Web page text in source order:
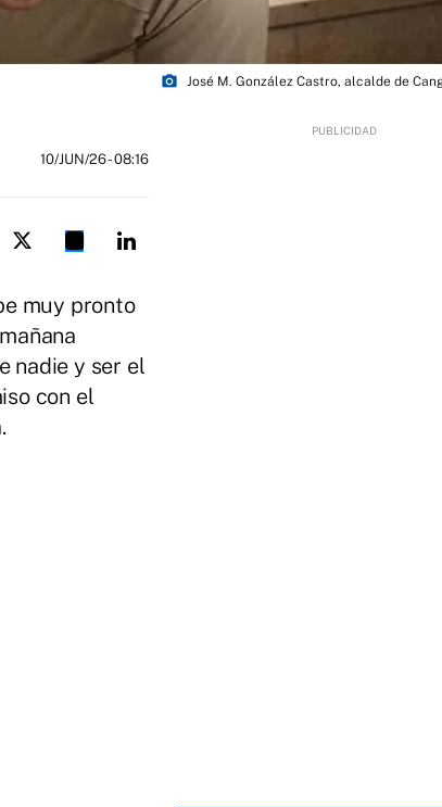
photo_camera José M. González Castro, alcalde de
10/JUN/26- 08:16
muy pronto
nadie y ser el
con el